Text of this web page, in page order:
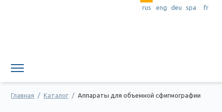
rus eng deu spa fr
Главная / Каталог / Аппараты для объемной сфигмографии